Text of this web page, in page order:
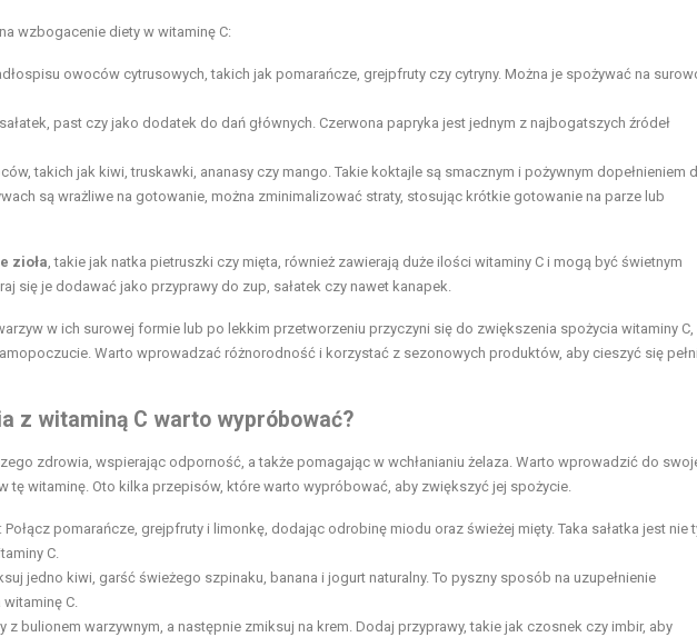
wzbogacenie diety w witaminę C:
owoców cytrusowych, takich jak pomarańcze, grejpfruty czy cytryny. Można je spożywać na
past czy jako dodatek do dań głównych. Czerwona papryka jest jednym z najbogatszych źródeł
takich jak kiwi, truskawki, ananasy czy mango. Takie koktajle są smacznym i pożywnym dopełnieniem
są wrażliwe na gotowanie, można zminimalizować straty, stosując krótkie gotowanie na parze lub
zioła, takie jak natka pietruszki czy mięta, również zawierają duże ilości witaminy C i mogą być świetnym
się je dodawać jako przyprawy do zup, sałatek czy nawet kanapek.
w ich surowej formie lub po lekkim przetworzeniu przyczyni się do zwiększenia spożycia witaminy C,
Warto wprowadzać różnorodność i korzystać z sezonowych produktów, aby cieszyć się
z witaminą C warto wypróbować?
zdrowia, wspierając odporność, a także pomagając w wchłanianiu żelaza. Warto wprowadzić do
tę witaminę. Oto kilka przepisów, które warto wypróbować, aby zwiększyć jej spożycie.
: Połącz pomarańcze, grejpfruty i limonkę, dodając odrobinę miodu oraz świeżej mięty. Taka sałatka jest nie
C.
jedno kiwi, garść świeżego szpinaku, banana i jogurt naturalny. To pyszny sposób na uzupełnienie
C.
z bulionem warzywnym, a następnie zmiksuj na krem. Dodaj przyprawy, takie jak czosnek czy imbir, aby